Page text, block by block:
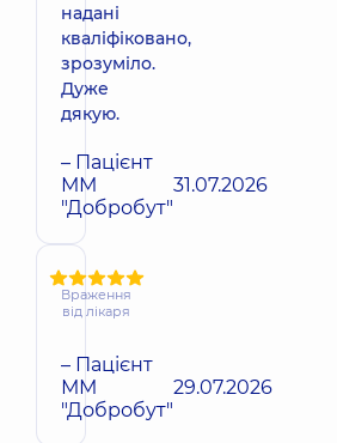
надані
кваліфіковано,
зрозуміло.
Дуже
дякую.
– Пацієнт
ММ
"Добробут"
31.07.2026
Враження
від лікаря
– Пацієнт
ММ
"Добробут"
29.07.2026